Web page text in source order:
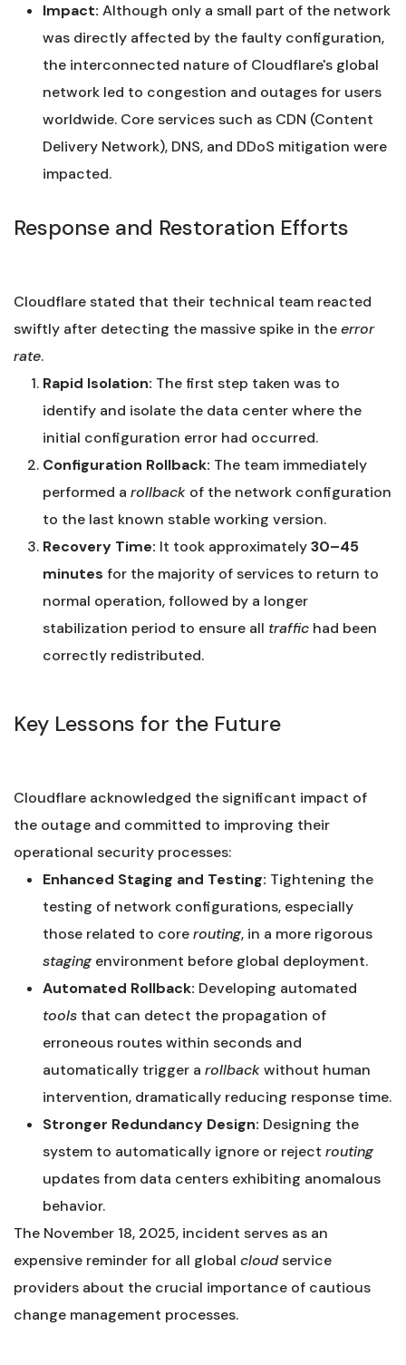
Impact: Although only a small part of the network
was directly affected by the faulty configuration,
the interconnected nature of Cloudflare's global
network led to congestion and outages for users
worldwide. Core services such as CDN (Content
Delivery Network), DNS, and DDoS mitigation were
impacted.
Response and Restoration Efforts
Cloudflare stated that their technical team reacted
swiftly after detecting the massive spike in theerror
rate.
Rapid Isolation: The first step taken was to
identify and isolate the data center where the
initial configuration error had occurred.
Configuration Rollback: The team immediately
performed a rollback of the network configuration
to the last known stable working version.
Recovery Time: It took approximately30–45
minutes for the majority of services to return to
normal operation, followed by a longer
stabilization period to ensure all traffic had been
correctly redistributed.
Key Lessons for the Future
Cloudflare acknowledged the significant impact of
the outage and committed to improving their
operational security processes:
Enhanced Staging and Testing: Tightening the
testing of network configurations, especially
those related to corerouting, in a more rigorous
staging environment before global deployment.
Automated Rollback: Developing automated
tools that can detect the propagation of
erroneous routes within seconds and
automatically trigger a rollbackwithout human
intervention, dramatically reducing response time.
Stronger Redundancy Design: Designing the
system to automatically ignore or reject routing
updates from data centers exhibiting anomalous
behavior.
The November 18, 2025, incident serves as an
expensive reminder for all global cloudservice
providers about the crucial importance of cautious
change management processes.